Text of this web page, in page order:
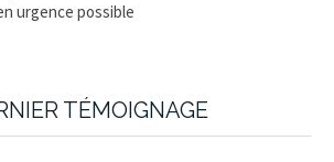
urgence possible
TÉMOIGNAGE